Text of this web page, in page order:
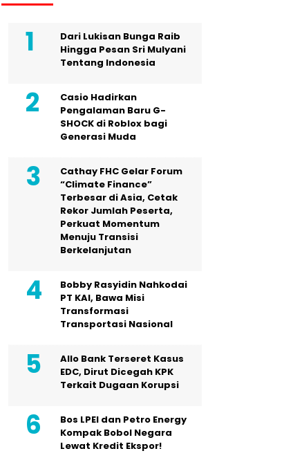
Dari Lukisan Bunga Raib
Hingga Pesan Sri Mulyani
Tentang Indonesia
Casio Hadirkan
Pengalaman Baru G-
SHOCK di Roblox bagi
Generasi Muda
Cathay FHC Gelar Forum
“Climate Finance”
Terbesar di Asia, Cetak
Rekor Jumlah Peserta,
Perkuat Momentum
Menuju Transisi
Berkelanjutan
Bobby Rasyidin Nahkodai
PT KAI, Bawa Misi
Transformasi
Transportasi Nasional
Allo Bank Terseret Kasus
EDC, Dirut Dicegah KPK
Terkait Dugaan Korupsi
Bos LPEI dan Petro Energy
Kompak Bobol Negara
Lewat Kredit Ekspor!